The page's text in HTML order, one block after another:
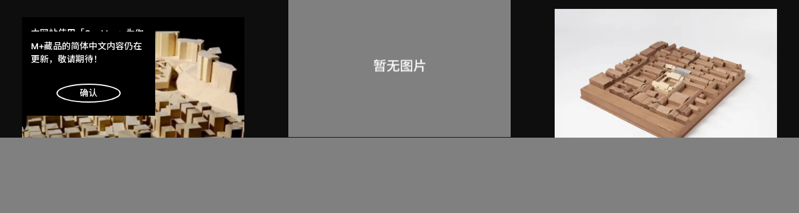
本网站使用「Cookies」为你
提供最好的网站体验。
了解更多
明白
M+藏品的简体中文内容仍在
更新，敬请期待！
确认